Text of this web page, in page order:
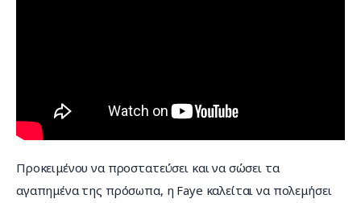
Προκειμένου να προστατεύσει και να σώσει τα
αγαπημένα της πρόσωπα, η Faye καλείται να πολεμήσει